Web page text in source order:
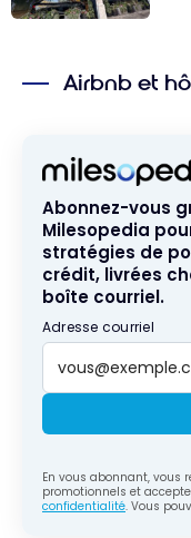
James | Hilton
Airbnb et
Abonnez-vous
Milesopedia
stratégies de
crédit, livrées
boîte courriel.
Adresse courriel
En vous abonnant, vous
promotionnels et
confidentialité. Vous